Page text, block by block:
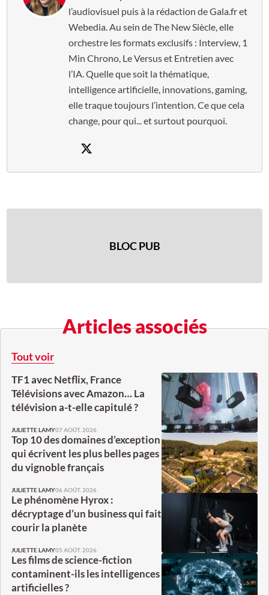
l’audiovisuel puis à la rédaction de Gala.fr et
Webedia. Au sein de The New Siècle, elle
orchestre les formats exclusifs : Interview, 1
Min Chrono, Le Versus et Entretien avec
l’IA. Quelle que soit la thématique,
intelligence artificielle, innovations, gaming,
elle traque toujours l’intention. Ce que cela
change, pour qui... et surtout pourquoi.
BLOC PUB
Articles associés
Tout voir
TF1 avec Netflix, France
Télévisions avec Amazon… La
télévision a-t-elle capitulé ?
JULIETTE LAMY07 AOÛT. 2026
Top 10 des domaines d’exception
qui écrivent les plus belles pages
du vignoble français
JULIETTE LAMY06 AOÛT. 2026
Le phénomène Hyrox :
décryptage d’un business qui fait
courir la planète
JULIETTE LAMY05 AOÛT. 2026
Les films de science-fiction
contaminent-ils les intelligences
artificielles ?